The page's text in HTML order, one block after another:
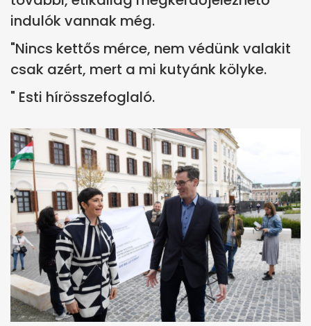
indulók vannak még.
"Nincs kettős mérce, nem védünk valakit
csak azért, mert a mi kutyánk kölyke.
" Esti hírösszefoglaló.